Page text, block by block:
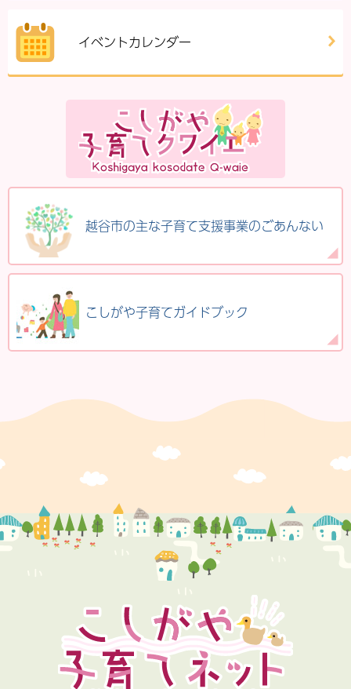
イベントカレンダー
越谷市の主な子育て支援事業のごあんない
こしがや子育てガイドブック